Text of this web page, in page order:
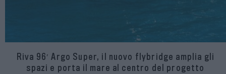
Riva 96′ Argo Super, il nuovo flybridge amplia gli
spazi e porta il mare al centro del progetto